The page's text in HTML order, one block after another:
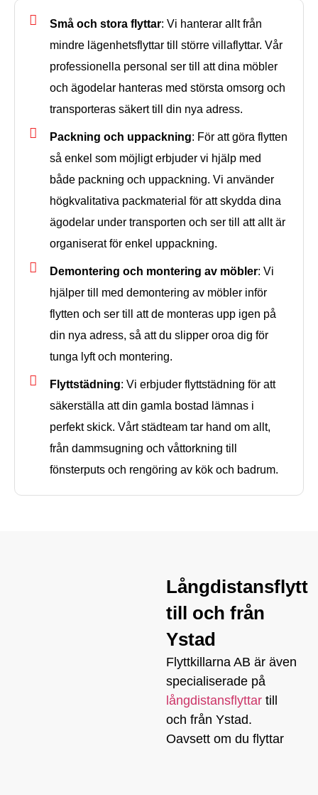
Små och stora flyttar: Vi hanterar allt från
mindre lägenhetsflyttar till större villaflyttar. Vår
professionella personal ser till att dina möbler
och ägodelar hanteras med största omsorg och
transporteras säkert till din nya adress.
Packning och uppackning: För att göra flytten
så enkel som möjligt erbjuder vi hjälp med
både packning och uppackning. Vi använder
högkvalitativa packmaterial för att skydda dina
ägodelar under transporten och ser till att allt är
organiserat för enkel uppackning.
Demontering och montering av möbler: Vi
hjälper till med demontering av möbler inför
flytten och ser till att de monteras upp igen på
din nya adress, så att du slipper oroa dig för
tunga lyft och montering.
Flyttstädning: Vi erbjuder flyttstädning för att
säkerställa att din gamla bostad lämnas i
perfekt skick. Vårt städteam tar hand om allt,
från dammsugning och våttorkning till
fönsterputs och rengöring av kök och badrum.
Långdistansflytt
till och från
Ystad
Flyttkillarna AB är även
specialiserade på
långdistansflyttar till
och från Ystad.
Oavsett om du flyttar